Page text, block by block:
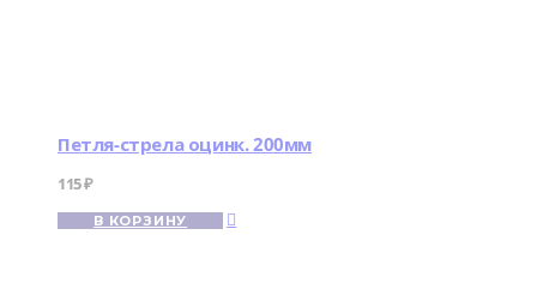
Петля-стрела оцинк. 200мм
115₽
В КОРЗИНУ